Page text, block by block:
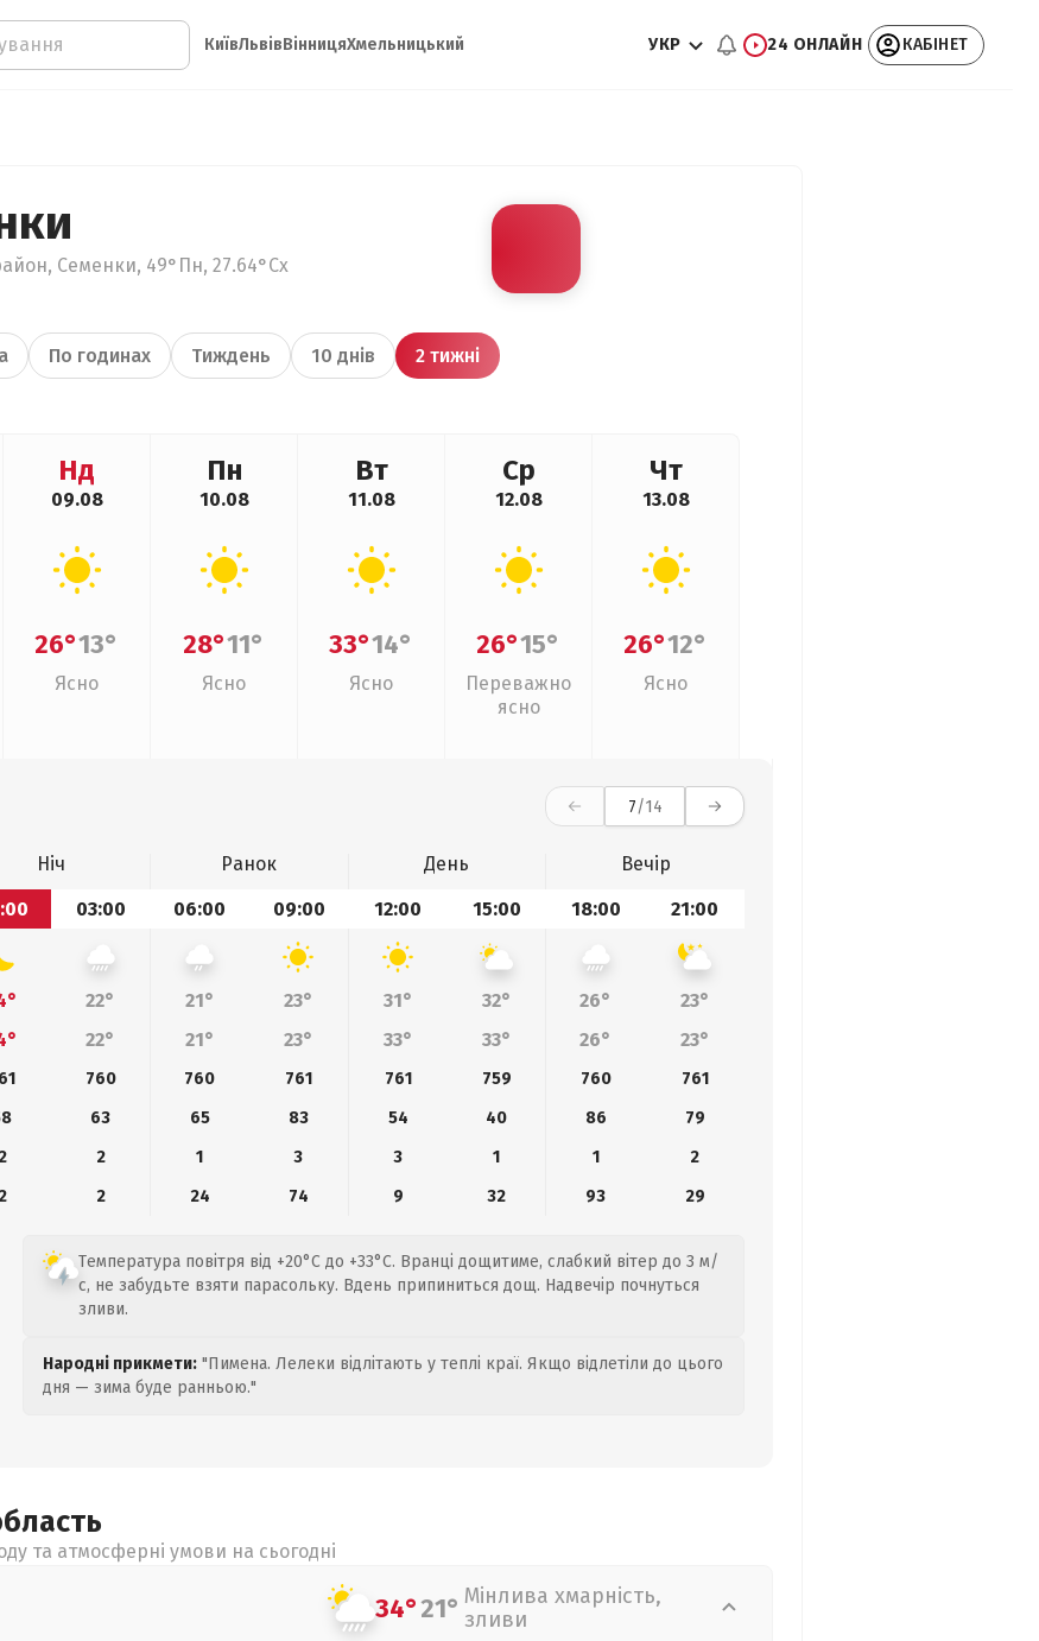
КиївЛьвівВінницяХмельницький УКР 24 ОНЛАЙН КАБІНЕТ
Семенки, 49°Пн, 27.64°Сх
По годинах Тиждень 10 днів 2 тижні
Нд
09.08
26°13°
Ясно
Пн
10.08
28°11°
Ясно
Вт
11.08
33°14°
Ясно
Ср
12.08
26°15°
Переважно
ясно
Чт
13.08
26°12°
Ясно
7/14
Ніч Ранок День
Вечір
03:00 06:00 09:00 12:00 15:00 18:00 21:00
22° 21° 23° 31° 32° 26°
23°
22° 21° 23° 33° 33° 26° 23°
760 760 761 761 759 760
761
63 65 83 54 40 86
79
2
2 1 3 3 1 1
2
2
2 24 74 9 32 93 29
Температура повітря від +20°C до +33°C. Вранці дощитиме, слабкий вітер до 3 м/
с, не забудьте взяти парасольку. Вдень припиниться дощ. Надвечір почнуться
зливи.
Народні прикмети: "Пимена. Лелеки відлітають у теплі краї. Якщо відлетіли до цього
дня — зима буде ранньою."
та атмосферні умови на сьогодні
34°21° Мінлива хмарність,
зливи